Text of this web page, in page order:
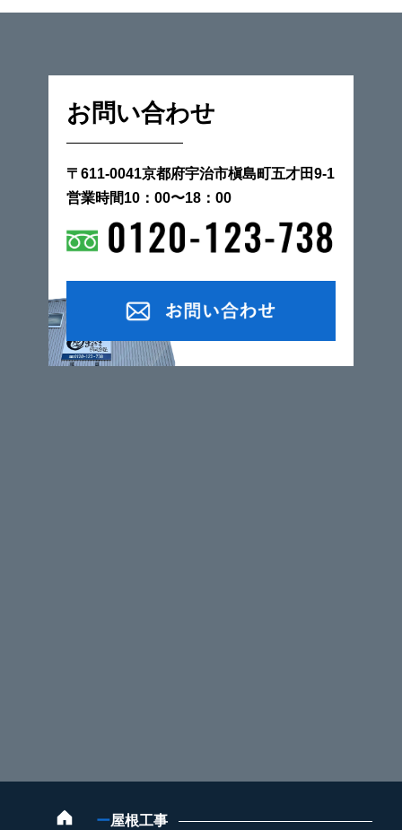
お問い合わせ
〒611-0041京都府宇治市槇島町五才田9-1
営業時間10：00〜18：00
ー屋根工事